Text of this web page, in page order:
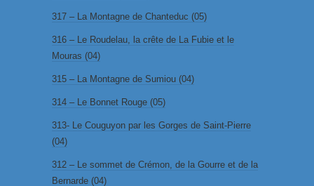
317 – La Montagne de Chanteduc (05)
316 – Le Roudelau, la crête de La Fubie et le
Mouras (04)
315 – La Montagne de Sumiou (04)
314 – Le Bonnet Rouge (05)
313- Le Couguyon par les Gorges de Saint-Pierre
(04)
312 – Le sommet de Crémon, de la Gourre et de la
Bernarde (04)